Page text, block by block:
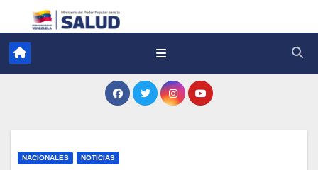
NACIONALES NOTICIAS